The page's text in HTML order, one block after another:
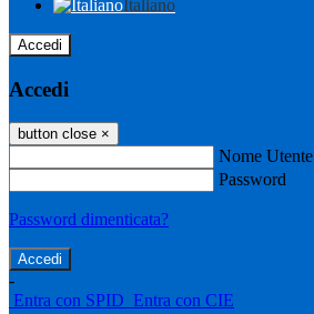
Italiano
Accedi
Accedi
button close ×
Nome Utente
Password
Password dimenticata?
-
Entra con SPID Entra con CIE